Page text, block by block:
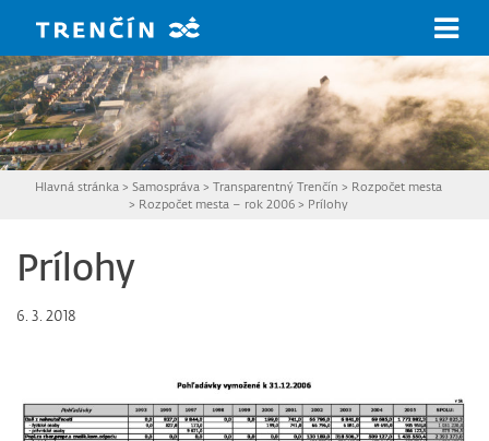
Hlavná stránka > Samospráva > Transparentný Trenčín > Rozpočet mesta
> Rozpočet mesta – rok 2006> Prílohy
Prílohy
6. 3. 2018